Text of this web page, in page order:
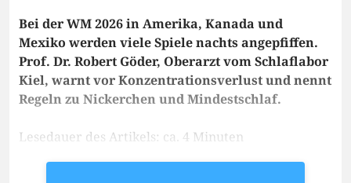
Bei der WM 2026 in Amerika, Kanada und
Mexiko werden viele Spiele nachts angepfiffen.
Prof. Dr. Robert Göder, Oberarzt vom Schlaflabor
Kiel, warnt vor Konzentrationsverlust und nennt
Regeln zu Nickerchen und Mindestschlaf.
Lesedauer des Artikels: ca. 4 Minuten